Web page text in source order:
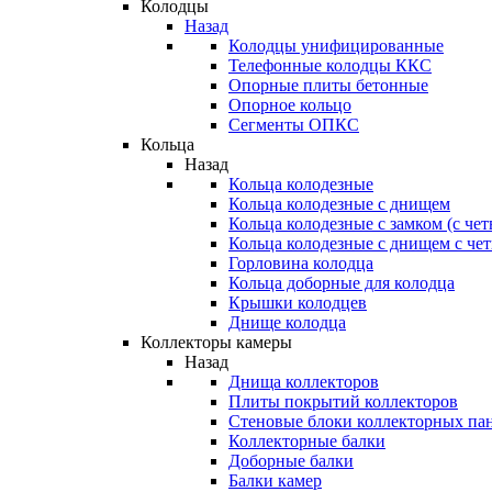
Колодцы
Назад
Колодцы унифицированные
Телефонные колодцы ККС
Опорные плиты бетонные
Опорное кольцо
Сегменты ОПКС
Кольца
Назад
Кольца колодезные
Кольца колодезные с днищем
Кольца колодезные с замком (с
Кольца колодезные с днищем с
Горловина колодца
Кольца доборные для колодца
Крышки колодцев
Днище колодца
Коллекторы камеры
Назад
Днища коллекторов
Плиты покрытий коллекторов
Стеновые блоки коллекторных
Коллекторные балки
Доборные балки
Балки камер